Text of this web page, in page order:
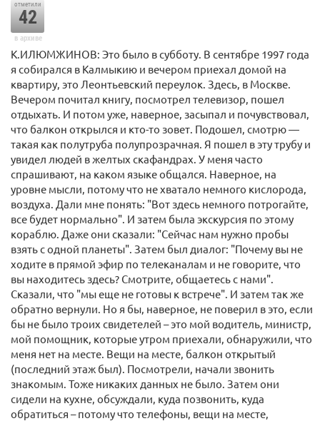
отметили
42
в архиве
К.ИЛЮМЖИНОВ: Это было в субботу. В сентябре 1997 года
я собирался в Калмыкию и вечером приехал домой на
квартиру, это Леонтьевский переулок. Здесь, в Москве.
Вечером почитал книгу, посмотрел телевизор, пошел
отдыхать. И потом уже, наверное, засыпал и почувствовал,
что балкон открылся и кто-то зовет. Подошел, смотрю —
такая как полутруба полупрозрачная. Я пошел в эту трубу и
увидел людей в желтых скафандрах. У меня часто
спрашивают, на каком языке общался. Наверное, на
уровне мысли, потому что не хватало немного кислорода,
воздуха. Дали мне понять: "Вот здесь немного потрогайте,
все будет нормально". И затем была экскурсия по этому
кораблю. Даже они сказали: "Сейчас нам нужно пробы
взять с одной планеты". Затем был диалог: "Почему вы не
ходите в прямой эфир по телеканалам и не говорите, что
вы находитесь здесь? Смотрите, общаетесь с нами".
Сказали, что "мы еще не готовы к встрече". И затем так же
обратно вернули. Но я бы, наверное, не поверил в это, если
бы не было троих свидетелей – это мой водитель, министр,
мой помощник, которые утром приехали, обнаружили, что
меня нет на месте. Вещи на месте, балкон открытый
(последний этаж был). Посмотрели, начали звонить
знакомым. Тоже никаких данных не было. Затем они
сидели на кухне, обсуждали, куда позвонить, куда
обратиться – потому что телефоны, вещи на месте,